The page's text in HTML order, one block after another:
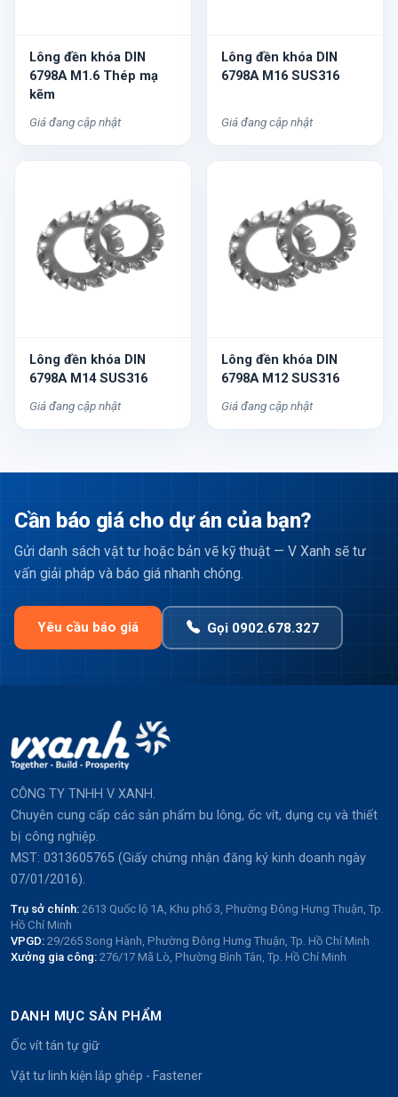
Lông đền khóa DIN
6798A M1.6 Thép mạ
kẽm
Giá đang cập nhật
Lông đền khóa DIN
6798A M16 SUS316
Giá đang cập nhật
Lông đền khóa DIN
6798A M14 SUS316
Giá đang cập nhật
Lông đền khóa DIN
6798A M12 SUS316
Giá đang cập nhật
Cần báo giá cho dự án của bạn?
Gửi danh sách vật tư hoặc bản vẽ kỹ thuật — V Xanh sẽ tư
vấn giải pháp và báo giá nhanh chóng.
Yêu cầu báo giá Gọi 0902.678.327
CÔNG TY TNHH V XANH.
Chuyên cung cấp các sản phẩm bu lông, ốc vít, dụng cụ và thiết
bị công nghiệp.
MST: 0313605765 (Giấy chứng nhận đăng ký kinh doanh ngày
07/01/2016).
Trụ sở chính: 2613 Quốc lộ 1A, Khu phố 3, Phường Đông Hưng Thuận, Tp.
Hồ Chí Minh
VPGD: 29/265 Song Hành, Phường Đông Hưng Thuận, Tp. Hồ Chí Minh
Xưởng gia công: 276/17 Mã Lò, Phường Bình Tân, Tp. Hồ Chí Minh
DANH MỤC SẢN PHẨM
Ốc vít tán tự giữ
Vật tư linh kiện lắp ghép - Fastener